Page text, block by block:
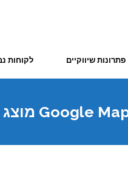
פתרונות שיווקיים לקוחות